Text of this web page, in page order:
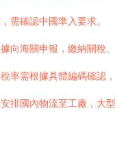
需確認中國準入要求。
向海關申報，繳納關稅、
率需根據具體編碼確認，
排國內物流至工廠，大型